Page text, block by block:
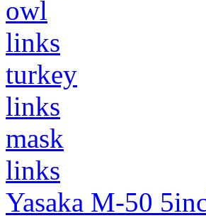
owl
links
turkey
links
mask
links
Yasaka M-50